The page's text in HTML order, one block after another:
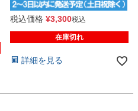
税込価格 ¥3,300税込
在庫切れ
詳細を見る